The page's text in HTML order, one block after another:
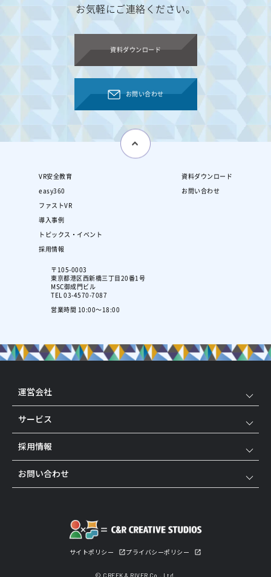
お気軽にご連絡ください。
資料ダウンロード
お問い合わせ
VR安全教育
easy360
ファストVR
導入事例
トピックス・イベント
採用情報
資料ダウンロード
お問い合わせ
〒105-0003
東京都港区西新橋三丁目20番1号
MSC御成門ビル
TEL 03-4570-7087
営業時間 10:00～18:00
運営会社
サービス
採用情報
お問い合わせ
サイトポリシー プライバシーポリシー
© CREEK & RIVER Co., Ltd.